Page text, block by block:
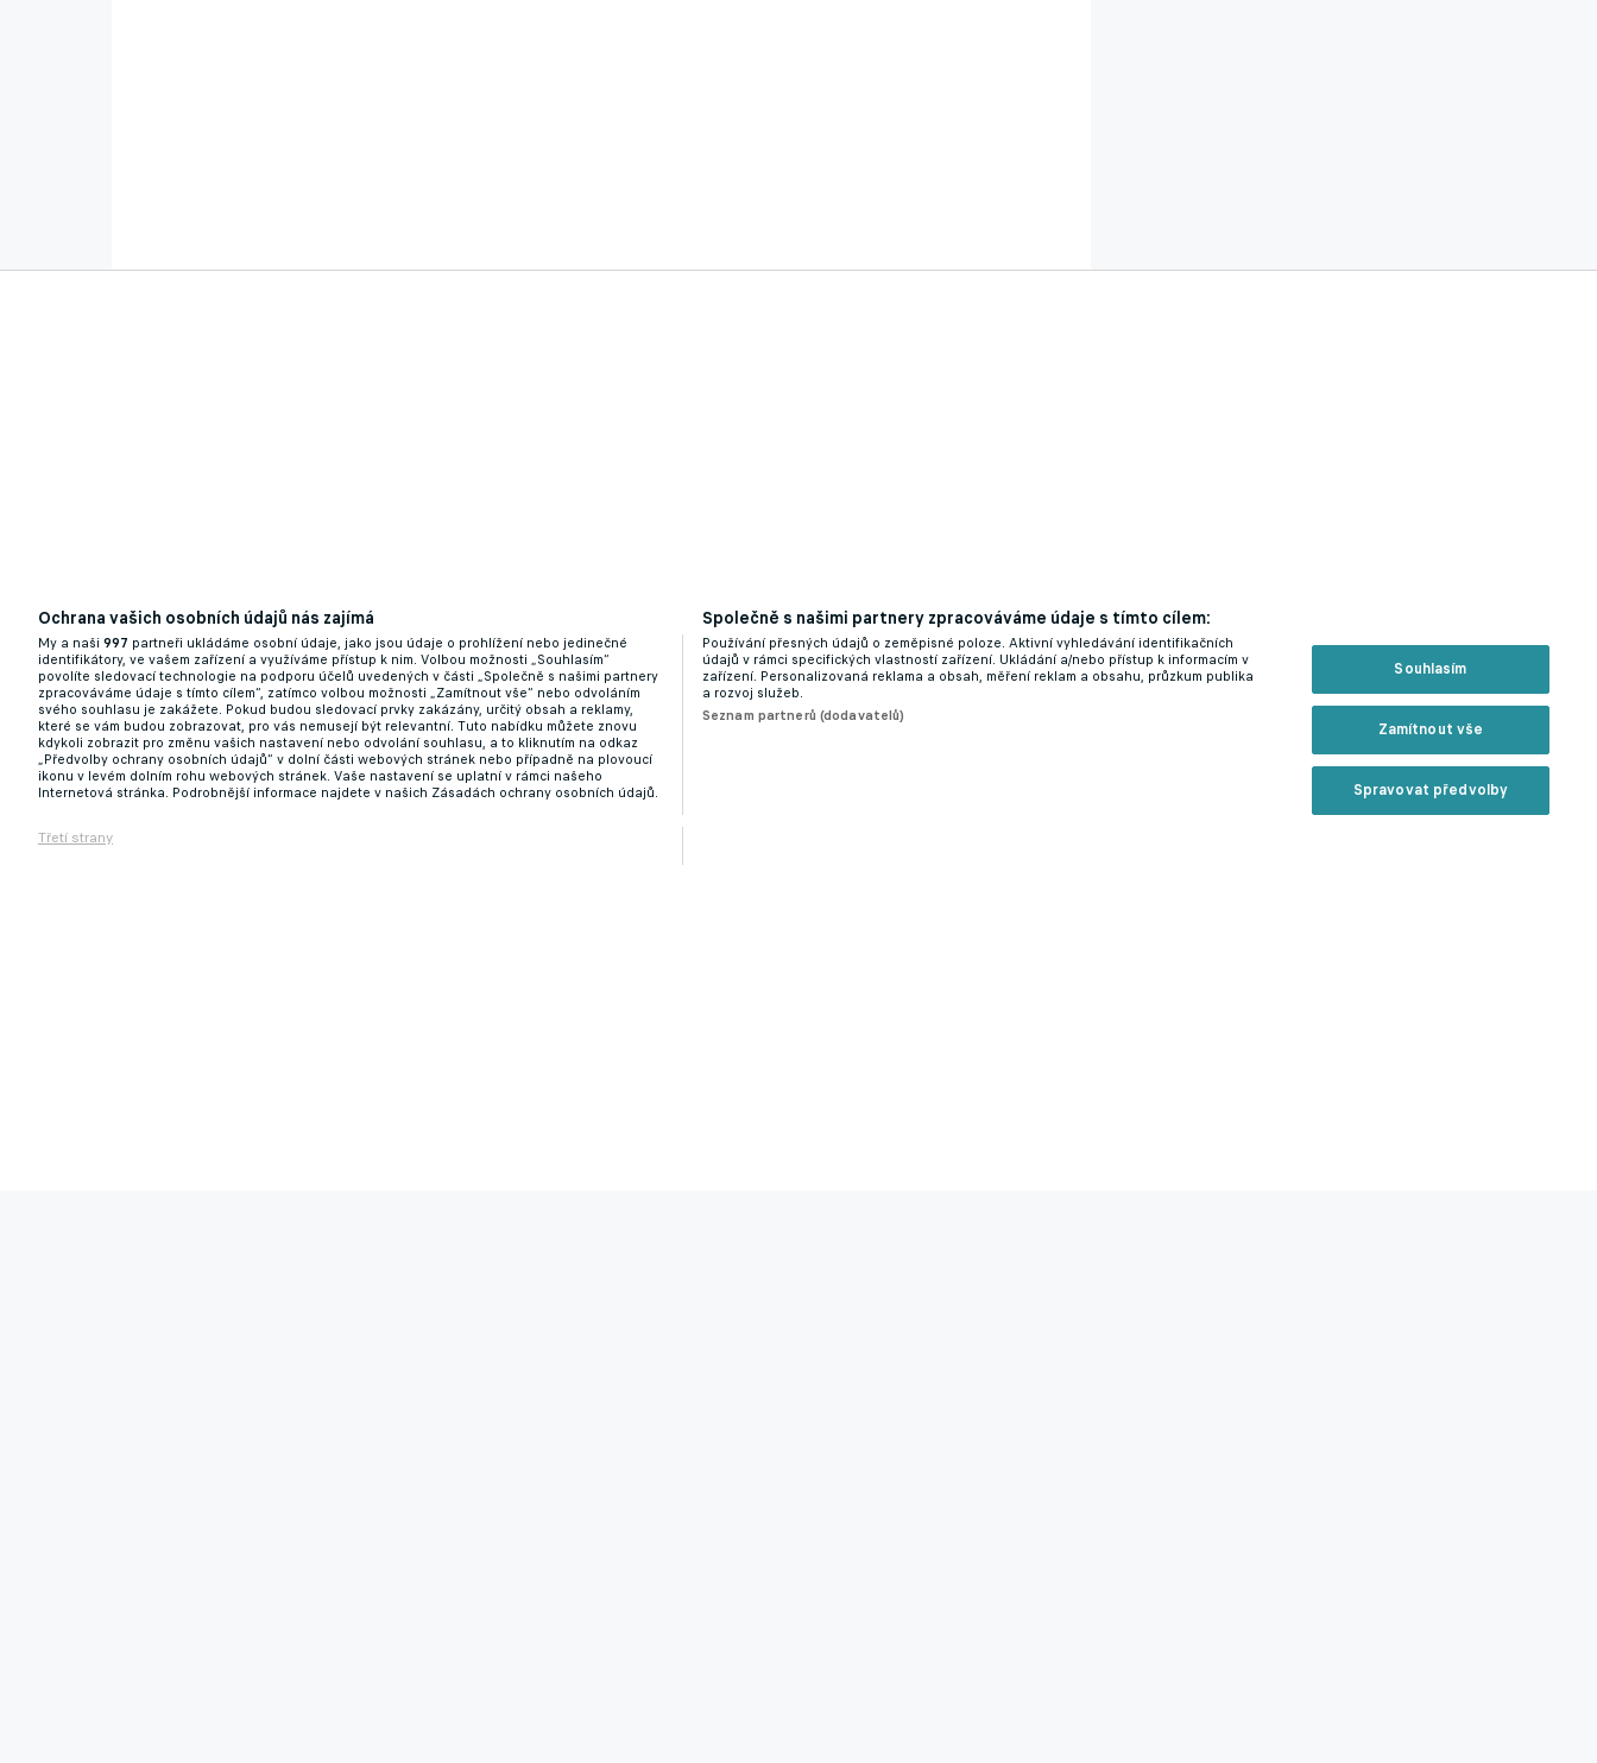
Související články
Ochrana vašich osobních údajů nás zajímá
My a naši 997 partneři ukládáme osobní údaje, jako jsou údaje o prohlížení nebo jedinečné
identifikátory, ve vašem zařízení a využíváme přístup k nim. Volbou možnosti „Souhlasím“
povolíte sledovací technologie na podporu účelů uvedených v části „Společně s našimi partnery
zpracováváme údaje s tímto cílem“, zatímco volbou možnosti „Zamítnout vše“ nebo odvoláním
svého souhlasu je zakážete. Pokud budou sledovací prvky zakázány, určitý obsah a reklamy,
které se vám budou zobrazovat, pro vás nemusejí být relevantní. Tuto nabídku můžete znovu
kdykoli zobrazit pro změnu vašich nastavení nebo odvolání souhlasu, a to kliknutím na odkaz
„Předvolby ochrany osobních údajů“ v dolní části webových stránek nebo případně na plovoucí
ikonu v levém dolním rohu webových stránek. Vaše nastavení se uplatní v rámci našeho
Internetová stránka. Podrobnější informace najdete v našich Zásadách ochrany osobních údajů.
Třetí strany
Společně s našimi partnery zpracováváme údaje s tímto cílem:
Používání přesných údajů o zeměpisné poloze. Aktivní vyhledávání identifikačních
údajů v rámci specifických vlastností zařízení. Ukládání a/nebo přístup k informacím v
zařízení. Personalizovaná reklama a obsah, měření reklam a obsahu, průzkum publika
a rozvoj služeb.
Seznam partnerů (dodavatelů)
Souhlasím
Zamítnout vše
Spravovat předvolby